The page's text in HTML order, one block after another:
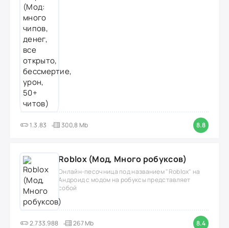
1.3.83 300,8 Mb 8.8
Roblox (Мод, Много робуксов)
Онлайн-песочница под названием "Roblox" на
Андроид с модом на робуксы представляет
собой
2.733.988 267 Mb 8.4